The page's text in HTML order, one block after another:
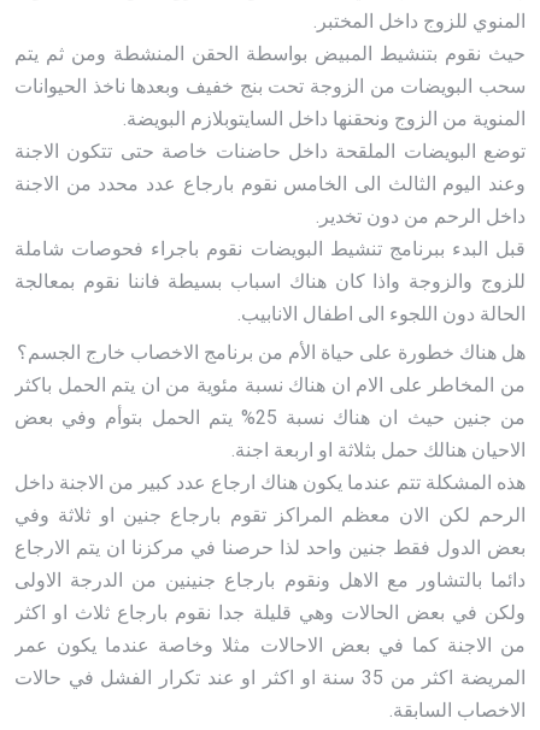
المنوي للزوج داخل المختبر.
حيث نقوم بتنشيط المبيض بواسطة الحقن المنشطة ومن ثم يتم
سحب البويضات من الزوجة تحت بنج خفيف وبعدها ناخذ الحيوانات
المنوية من الزوج ونحقنها داخل السايتوبلازم البويضة.
توضع البويضات الملقحة داخل حاضنات خاصة حتى تتكون الاجنة
وعند اليوم الثالث الى الخامس نقوم بارجاع عدد محدد من الاجنة
داخل الرحم من دون تخدير.
قبل البدء ببرنامج تنشيط البويضات نقوم باجراء فحوصات شاملة
للزوج والزوجة واذا كان هناك اسباب بسيطة فاننا نقوم بمعالجة
الحالة دون اللجوء الى اطفال الانابيب.
هل هناك خطورة على حياة الأم من برنامج الاخصاب خارج الجسم؟
من المخاطر على الام ان هناك نسبة مئوية من ان يتم الحمل باكثر
من جنين حيث ان هناك نسبة 25% يتم الحمل بتوأم وفي بعض
الاحيان هنالك حمل بثلاثة او اربعة اجنة.
هذه المشكلة تتم عندما يكون هناك ارجاع عدد كبير من الاجنة داخل
الرحم لكن الان معظم المراكز تقوم بارجاع جنين او ثلاثة وفي
بعض الدول فقط جنين واحد لذا حرصنا في مركزنا ان يتم الارجاع
دائما بالتشاور مع الاهل ونقوم بارجاع جنينين من الدرجة الاولى
ولكن في بعض الحالات وهي قليلة جدا نقوم بارجاع ثلاث او اكثر
من الاجنة كما في بعض الاحالات مثلا وخاصة عندما يكون عمر
المريضة اكثر من 35 سنة او اكثر او عند تكرار الفشل في حالات
الاخصاب السابقة.